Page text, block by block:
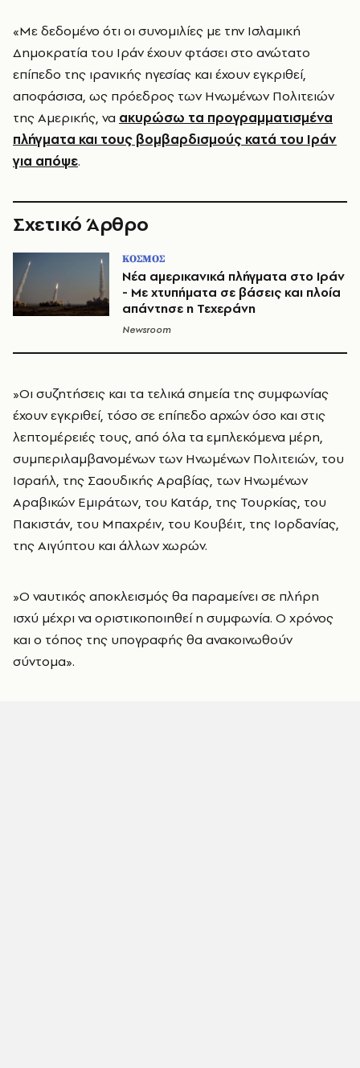
«Με δεδομένο ότι οι συνομιλίες με την Ισλαμική
Δημοκρατία του Ιράν έχουν φτάσει στο ανώτατο
επίπεδο της ιρανικής ηγεσίας και έχουν εγκριθεί,
αποφάσισα, ως πρόεδρος των Ηνωμένων Πολιτειών
της Αμερικής, να ακυρώσω τα προγραμματισμένα
πλήγματα και τους βομβαρδισμούς κατά του Ιράν
για απόψε.
Σχετικό Άρθρο
ΚΟΣΜΟΣ
Νέα αμερικανικά πλήγματα στο Ιράν
- Με χτυπήματα σε βάσεις και πλοία
απάντησε η Τεχεράνη
Newsroom
»Οι συζητήσεις και τα τελικά σημεία της συμφωνίας
έχουν εγκριθεί, τόσο σε επίπεδο αρχών όσο και στις
λεπτομέρειές τους, από όλα τα εμπλεκόμενα μέρη,
συμπεριλαμβανομένων των Ηνωμένων Πολιτειών, του
Ισραήλ, της Σαουδικής Αραβίας, των Ηνωμένων
Αραβικών Εμιράτων, του Κατάρ, της Τουρκίας, του
Πακιστάν, του Μπαχρέιν, του Κουβέιτ, της Ιορδανίας,
της Αιγύπτου και άλλων χωρών.
»Ο ναυτικός αποκλεισμός θα παραμείνει σε πλήρη
ισχύ μέχρι να οριστικοποιηθεί η συμφωνία. Ο χρόνος
και ο τόπος της υπογραφής θα ανακοινωθούν
σύντομα».